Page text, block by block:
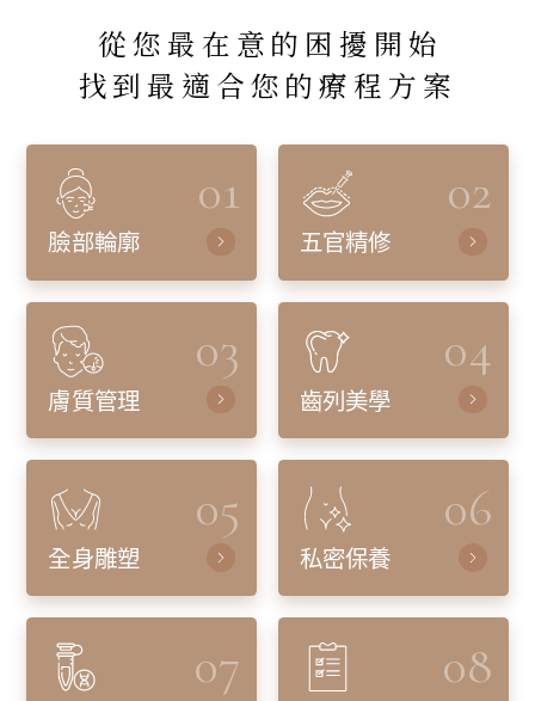
從您最在意的困擾開始
找到最適合您的療程方案
01
臉部輪廓
02
五官精修
03
膚質管理
04
齒列美學
05
全身雕塑
06
私密保養
07 08